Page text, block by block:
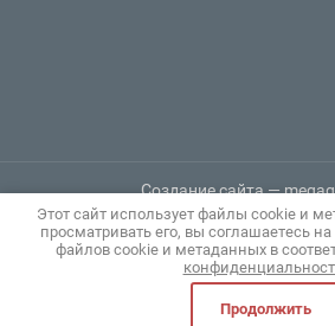
Создание сайта—
Copyright © 2009 - 2019 Особо
Этот сайт использует файлы cookie и
просматривать его, вы соглашаетесь
файлов cookie и метаданных в
Продолжить